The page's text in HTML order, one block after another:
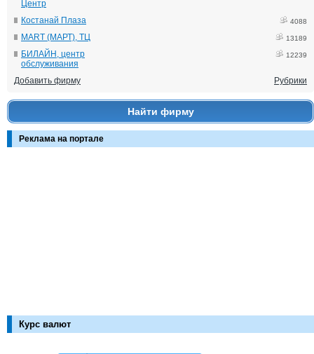
Центр
Костанай Плаза 4088
MART (МАРТ), ТЦ 13189
БИЛАЙН, центр
обслуживания
12239
Добавить фирму Рубрики
Найти фирму
Реклама на портале
Курс валют